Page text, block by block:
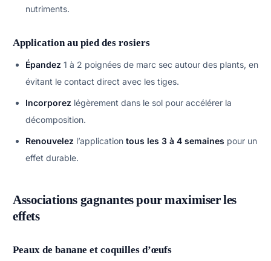
nutriments.
Application au pied des rosiers
Épandez 1 à 2 poignées de marc sec autour des plants, en
évitant le contact direct avec les tiges.
Incorporez légèrement dans le sol pour accélérer la
décomposition.
Renouvelez l’application tous les 3 à 4 semaines pour un
effet durable.
Associations gagnantes pour maximiser les
effets
Peaux de banane et coquilles d’œufs